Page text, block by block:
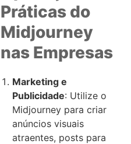
Práticas do
Midjourney
nas Empresas
Marketing e
Publicidade: Utilize o
Midjourney para criar
anúncios visuais
atraentes, posts para